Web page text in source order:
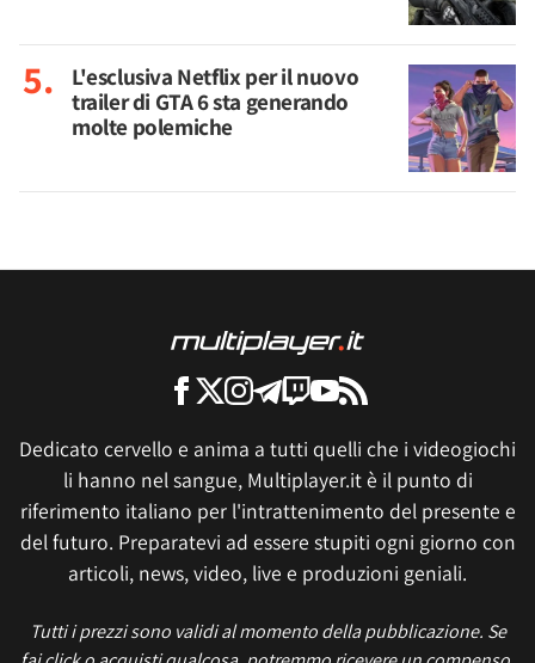
L'esclusiva Netflix per il nuovo
trailer di GTA 6 sta generando
molte polemiche
Dedicato cervello e anima a tutti quelli che i videogiochi
li hanno nel sangue, Multiplayer.it è il punto di
riferimento italiano per l'intrattenimento del presente e
del futuro. Preparatevi ad essere stupiti ogni giorno con
articoli, news, video, live e produzioni geniali.
Tutti i prezzi sono validi al momento della pubblicazione. Se